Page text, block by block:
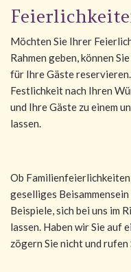
Möchten Sie Ihrer
Rahmen geben, können
für Ihre Gäste
Festlichkeit nach Ihren
und Ihre Gäste zu einem
lassen.
Ob
geselliges
Beispiele, sich bei uns im
lassen. Haben wir Sie auf
zögern Sie nicht und rufen